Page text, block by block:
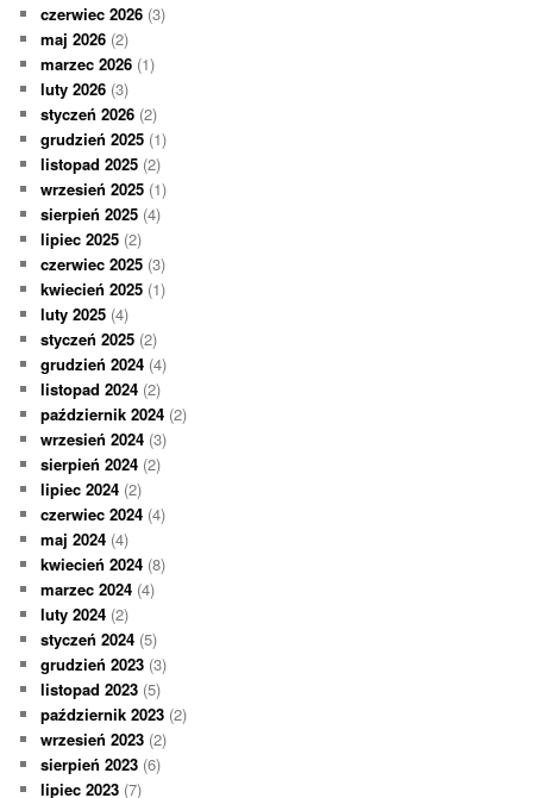
czerwiec 2026 (3)
maj 2026 (2)
marzec 2026 (1)
luty 2026 (3)
styczeń 2026 (2)
grudzień 2025 (1)
listopad 2025 (2)
wrzesień 2025 (1)
sierpień 2025 (4)
lipiec 2025 (2)
czerwiec 2025 (3)
kwiecień 2025 (1)
luty 2025 (4)
styczeń 2025 (2)
grudzień 2024 (4)
listopad 2024 (2)
październik 2024 (2)
wrzesień 2024 (3)
sierpień 2024 (2)
lipiec 2024 (2)
czerwiec 2024 (4)
maj 2024 (4)
kwiecień 2024 (8)
marzec 2024 (4)
luty 2024 (2)
styczeń 2024 (5)
grudzień 2023 (3)
listopad 2023 (5)
październik 2023 (2)
wrzesień 2023 (2)
sierpień 2023 (6)
lipiec 2023 (7)